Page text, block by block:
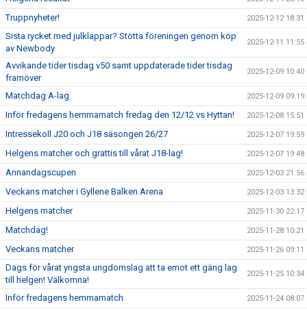
Truppnyheter! 2025-12-12 18:31
Sista rycket med julklappar? Stötta föreningen genom köp
av Newbody
2025-12-11 11:55
Avvikande tider tisdag v50 samt uppdaterade tider tisdag
framöver
2025-12-09 10:40
Matchdag A-lag 2025-12-09 09:19
Inför fredagens hemmamatch fredag den 12/12 vs Hyttan! 2025-12-08 15:51
Intressekoll J20 och J18 säsongen 26/27 2025-12-07 19:59
Helgens matcher och grattis till vårat J18-lag! 2025-12-07 19:48
Annandagscupen 2025-12-03 21:56
Veckans matcher i Gyllene Balken Arena 2025-12-03 13:32
Helgens matcher 2025-11-30 22:17
Matchdag! 2025-11-28 10:21
Veckans matcher 2025-11-26 09:11
Dags för vårat yngsta ungdomslag att ta emot ett gäng lag
till helgen! Välkomna!
2025-11-25 10:34
Inför fredagens hemmamatch 2025-11-24 08:07